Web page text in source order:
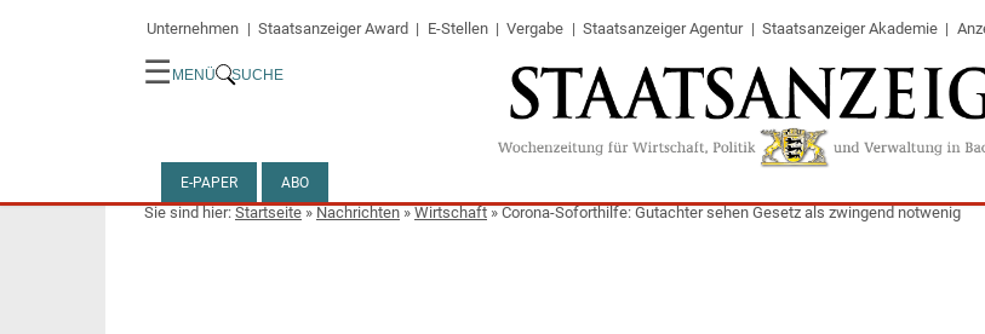
Unternehmen Staatsanzeiger Award E-Stellen Vergabe Staatsanzeiger Agentur Staatsanzeiger Akademie
☰ MENÜ SUCHE
E-PAPER ABO
Startseite»Nachrichten»Wirtschaft»Corona-Soforthilfe: Gutachter sehen Gesetz als zwingend notwenig